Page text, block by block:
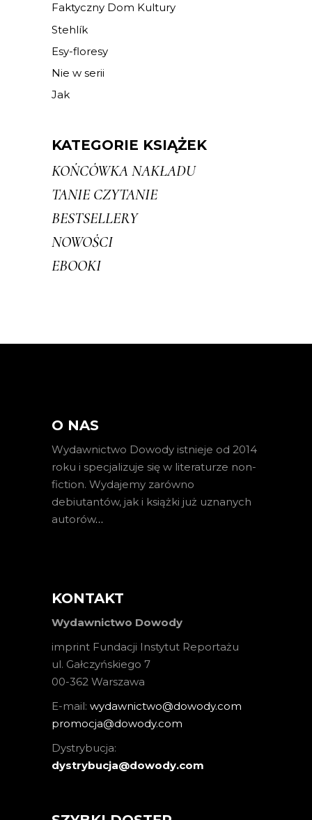
Faktyczny Dom Kultury
Stehlík
Esy-floresy
Nie w serii
Jak
KATEGORIE KSIĄŻEK
KOŃCÓWKA NAKŁADU
TANIE CZYTANIE
BESTSELLERY
NOWOŚCI
EBOOKI
O NAS
Wydawnictwo Dowody istnieje od 2014
roku i specjalizuje się w literaturze non-
fiction. Wydajemy zarówno
debiutantów, jak i książki już uznanych
autorów…
KONTAKT
Wydawnictwo Dowody
imprint Fundacji Instytut Reportażu
ul. Gałczyńskiego 7
00-362 Warszawa
E-mail: wydawnictwo@dowody.com
promocja@dowody.com
Dystrybucja:
dystrybucja@dowody.com